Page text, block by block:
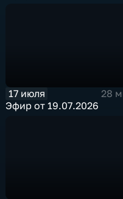
17 июля
28
Эфир от 19.07.2026